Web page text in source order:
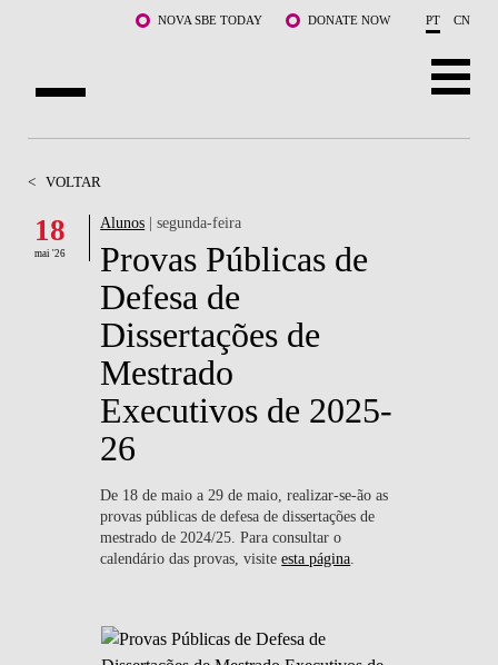
Saltar para o conteúdo principalNOVA SBE TODAY DONATE NOW PT CN
DOCENTES E INVESTIGAÇÃO
COMUNIDADE
WHAT'S HAPPENING
< VOLTAR
18
mai '26
Alunos | segunda-feira
Provas Públicas de
Defesa de
Dissertações de
Mestrado
Executivos de 2025-
26
De 18 de maio a 29 de maio, realizar-se-ão as
provas públicas de defesa de dissertações de
mestrado de 2024/25. Para consultar o
calendário das provas, visiteesta página